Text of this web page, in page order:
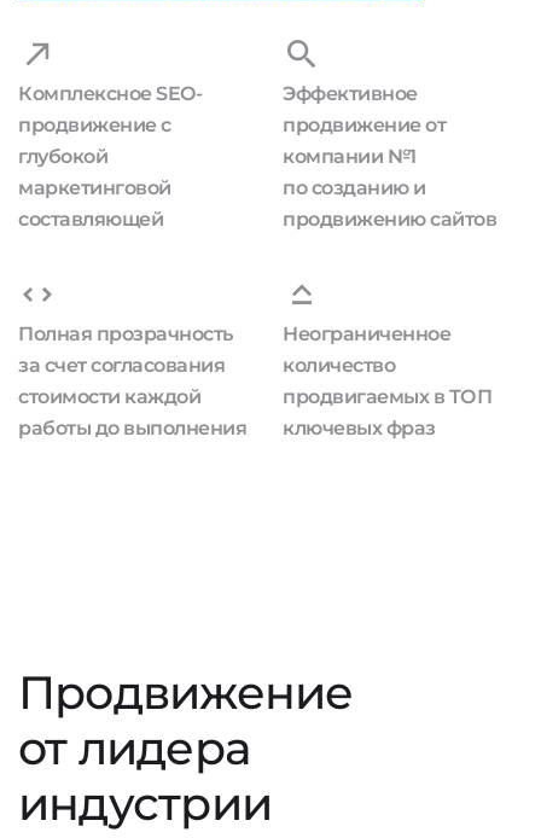
Комплексное SEO-
продвижение с
глубокой
маркетинговой
составляющей
Эффективное
продвижение от
компании №1
по созданию и
продвижению сайтов
Полная прозрачность
за счет согласования
стоимости каждой
работы до выполнения
Неограниченное
количество
продвигаемых в ТОП
ключевых фраз
Продвижение
от лидера
индустрии